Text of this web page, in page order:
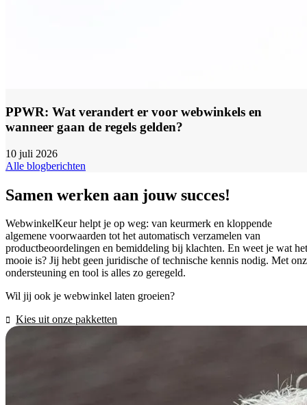
PPWR: Wat verandert er voor webwinkels en
wanneer gaan de regels gelden?
10 juli 2026
Alle blogberichten
Samen werken aan jouw succes!
WebwinkelKeur helpt je op weg: van keurmerk en kloppende
algemene voorwaarden tot het automatisch verzamelen van
productbeoordelingen en bemiddeling bij klachten. En weet je wat het
mooie is? Jij hebt geen juridische of technische kennis nodig. Met
ondersteuning en tool is alles zo geregeld.
Wil jij ook je webwinkel laten groeien?
Kies uit onze pakketten